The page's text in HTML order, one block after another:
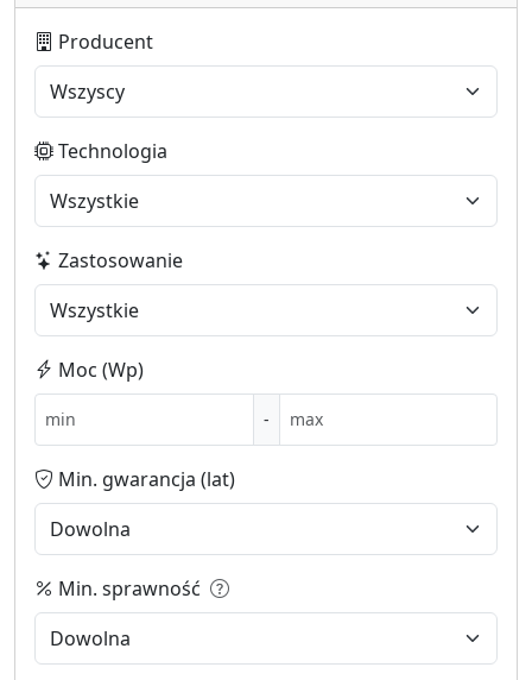
Producent
Technologia
Zastosowanie
Moc (Wp)
-
Min. gwarancja (lat)
Min. sprawność